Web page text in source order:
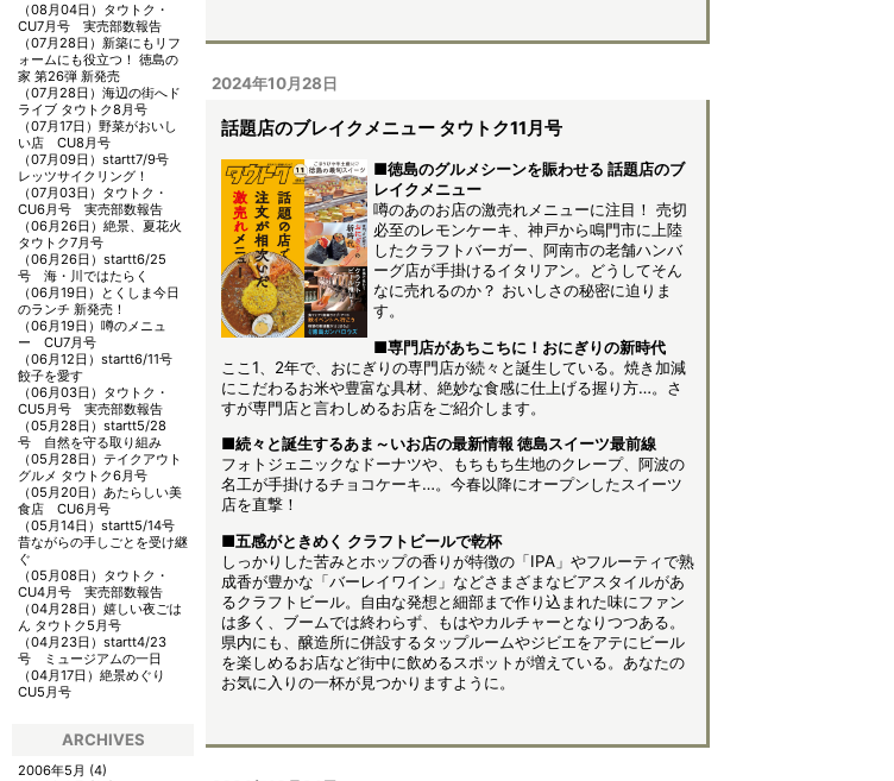
2024年10月28日
話題店のブレイクメニュー タウトク11月号
■徳島のグルメシーンを賑わせる 話題店のブ
レイクメニュー
噂のあのお店の激売れメニューに注目！ 売切
必至のレモンケーキ、神戸から鳴門市に上陸
したクラフトバーガー、阿南市の老舗ハンバ
ーグ店が手掛けるイタリアン。どうしてそん
なに売れるのか？ おいしさの秘密に迫りま
す。
■専門店があちこちに！おにぎりの新時代
ここ1、2年で、おにぎりの専門店が続々と誕生している。焼き加減
にこだわるお米や豊富な具材、絶妙な食感に仕上げる握り方…。さ
すが専門店と言わしめるお店をご紹介します。
■続々と誕生するあま～いお店の最新情報 徳島スイーツ最前線
フォトジェニックなドーナツや、もちもち生地のクレープ、阿波の
名工が手掛けるチョコケーキ…。今春以降にオープンしたスイーツ
店を直撃！
■五感がときめく クラフトビールで乾杯
しっかりした苦みとホップの香りが特徴の「IPA」やフルーティで熟
成香が豊かな「バーレイワイン」などさまざまなビアスタイルがあ
るクラフトビール。自由な発想と細部まで作り込まれた味にファン
は多く、ブームでは終わらず、もはやカルチャーとなりつつある。
県内にも、醸造所に併設するタップルームやジビエをアテにビール
を楽しめるお店など街中に飲めるスポットが増えている。あなたの
お気に入りの一杯が見つかりますように。
（08月04日） タウトク・
CU7月号 実売部数報告
（07月28日） 新築にもリフ
ォームにも役立つ！ 徳島の
家 第26弾 新発売
（07月28日） 海辺の街へド
ライブ タウトク8月号
（07月17日） 野菜がおいし
い店 CU8月号
（07月09日） startt7/9号
レッツサイクリング！
（07月03日） タウトク・
CU6月号 実売部数報告
（06月26日） 絶景、夏花火
タウトク7月号
（06月26日） startt6/25
号 海・川ではたらく
（06月19日）
とくしま今日
のランチ 新発売！
（06月19日） 噂のメニュ
ー CU7月号
（06月12日） startt6/11号
餃子を愛す
（06月03日） タウトク・
CU5月号 実売部数報告
（05月28日） startt5/28
号 自然を守る取り組み
（05月28日） テイクアウト
グルメ タウトク6月号
（05月20日） あたらしい美
食店 CU6月号
（05月14日） startt5/14号
昔ながらの手しごとを受け継
ぐ
（05月08日） タウトク・
CU4月号 実売部数報告
（04月28日） 嬉しい夜ごは
ん タウトク5月号
（04月23日） startt4/23
号 ミュージアムの一日
（04月17日） 絶景めぐり
CU5月号
ARCHIVES
2006年5月 (4)